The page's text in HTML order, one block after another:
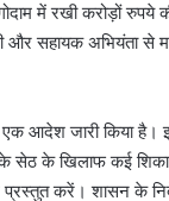
में रखी करोड़ों रुपये
और सहायक अभियंता
आदेश जारी किया
सेठ के खिलाफ कई
करें। शासन के